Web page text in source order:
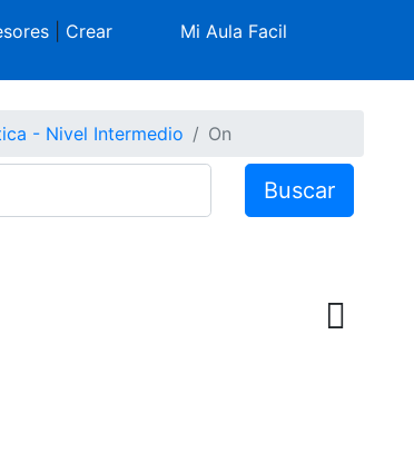
| Crear
Mi Aula Facil
- Nivel Intermedio On
Buscar